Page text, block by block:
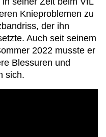
Knieproblemen zu
der ihn
Auch seit seinem
2022 musste er
Blessuren und
sich.